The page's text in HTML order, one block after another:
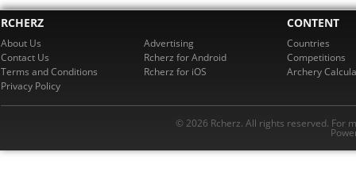
RCHERZ
About Us
Contact Us
Terms and Conditions
Privacy Policy
Advertising
Rcherz for Android
Rcherz for iOS
CONTENT
Countries
Competitions
Archery
© 2026 Rcherz. All rights reserved. For